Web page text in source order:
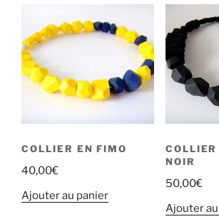
COLLIER EN FIMO
40,00€
Ajouter au panier
NOIR
50,00€
Ajouter